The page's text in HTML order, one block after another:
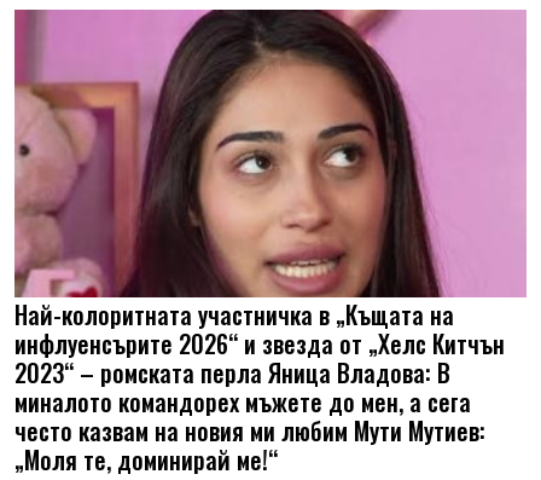
Най-колоритната участничка в „Къщата на
инфлуенсърите 2026“ и звезда от „Хелс Китчън
2023“ – ромската перла Яница Владова: В
миналото командорех мъжете до мен, а сега
често казвам на новия ми любим Мути Мутиев:
„Моля те, доминирай ме!“